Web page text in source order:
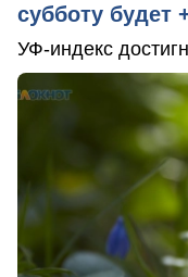
субботу будет
УФ-индекс